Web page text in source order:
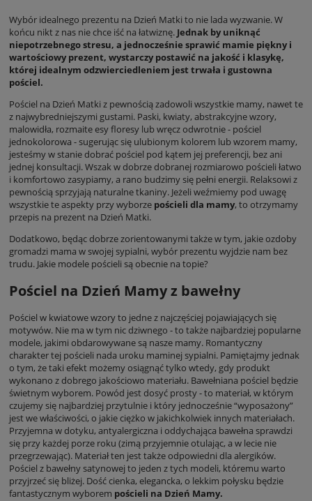
Wybór idealnego prezentu na Dzień Matki to nie lada wyzwanie. W
końcu nikt z nas nie chce iść na łatwiznę. Jednak by uniknąć
niepotrzebnego stresu, a jednocześnie sprawić mamie piękny i
wartościowy prezent, wystarczy postawić na jakość i klasykę,
której idealnym odzwierciedleniem jest trwała i gustowna
pościel.
Pościel na Dzień Matki z pewnością zadowoli wszystkie mamy, nawet te
z najwybredniejszymi gustami. Paski, kwiaty, abstrakcyjne wzory,
malowidła, rozmaite esy floresy lub wręcz odwrotnie - pościel
jednokolorowa - sugerując się ulubionym kolorem lub wzorem mamy,
jesteśmy w stanie dobrać pościel pod kątem jej preferencji, bez ani
jednej konsultacji. Wszak w dobrze dobranej rozmiarowo pościeli łatwo
i komfortowo zasypiamy, a rano budzimy się pełni energii. Relaksowi z
pewnością sprzyjają naturalne tkaniny. Jeżeli weźmiemy pod uwagę
wszystkie te aspekty przy wyborze pościeli dla mamy, to otrzymamy
przepis na prezent na Dzień Matki.
Dodatkowo, będąc dobrze zorientowanymi także w tym, jakie ozdoby
gromadzi mama w swojej sypialni, wybór prezentu wyjdzie nam bez
trudu. Jakie modele pościeli są obecnie na topie?
Pościel na Dzień Mamy z bawełny
Pościel w kwiatowe wzory to jedne z najczęściej pojawiających się
motywów. Nie ma w tym nic dziwnego - to także najbardziej popularne
modele, jakimi obdarowywane są nasze mamy. Romantyczny
charakter tej pościeli nada uroku maminej sypialni. Pamiętajmy jednak
o tym, że taki efekt możemy osiągnąć tylko wtedy, gdy produkt
wykonano z dobrego jakościowo materiału. Bawełniana pościel będzie
świetnym wyborem. Powód jest dosyć prosty - to materiał, w którym
czujemy się najbardziej przytulnie i który jednocześnie “wyposażony”
jest we właściwości, o jakie ciężko w jakichkolwiek innych materiałach.
Przyjemna w dotyku, antyalergiczna i oddychająca bawełna sprawdzi
się przy każdej porze roku (zimą przyjemnie otulając, a w lecie nie
przegrzewając). Materiał ten jest także odpowiedni dla alergików.
Pościel z bawełny satynowej to jeden z tych modeli, któremu warto
przyjrzeć się bliżej. Dość cienka, elegancka, o lekkim połysku będzie
fantastycznym wyborem pościeli na Dzień Mamy.